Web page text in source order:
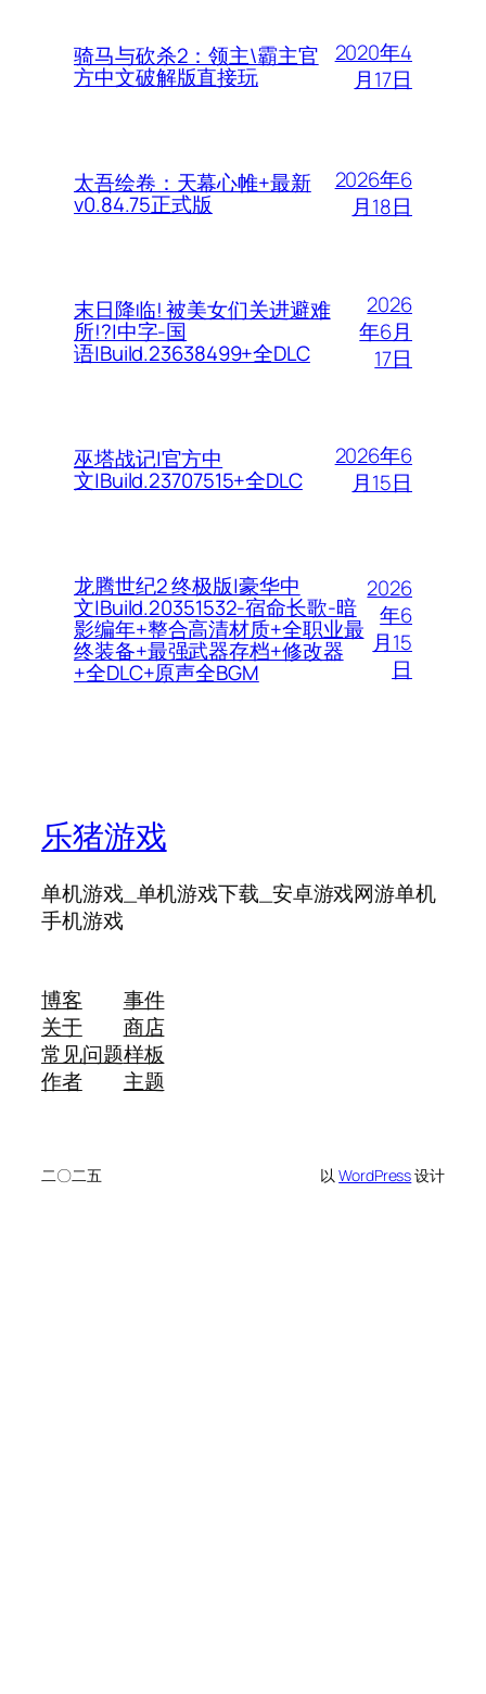
骑马与砍杀2：领主\霸主官
方中文破解版直接玩
2020年4
月17日
太吾绘卷：天幕心帷+最新
v0.84.75正式版
2026年6
月18日
末日降临! 被美女们关进避难
所!?|中字-国
语|Build.23638499+全DLC
2026
年6月
17日
巫塔战记|官方中
文|Build.23707515+全DLC
2026年6
月15日
龙腾世纪2 终极版|豪华中
文|Build.20351532-宿命长歌-暗
影编年+整合高清材质+全职业最
终装备+最强武器存档+修改器
+全DLC+原声全BGM
2026
年6
月15
日
乐猪游戏
单机游戏_单机游戏下载_安卓游戏网游单机
手机游戏
博客
关于
常见问题
作者
事件
商店
样板
主题
二〇二五 以WordPress设计